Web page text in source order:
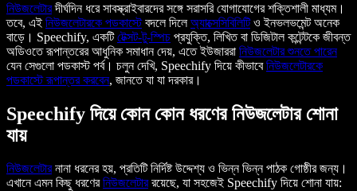
নিউজলেটারদীর্ঘদিন ধরে সাবস্ক্রাইবারদের সঙ্গে সরাসরি যোগাযোগের শক্তিশালী মাধ্যম।
তবে, এই নিউজলেটারকে পডকাস্টেবদলে দিলেঅ্যাক্সেসিবিলিটিও ইনভলভমেন্ট অনেক
বাড়ে। Speechify, একটিটেক্সট-টু-স্পিচ প্রযুক্তি, লিখিত বা ডিজিটাল কন্টেন্টকে জীবন্ত
অডিওতে রূপান্তরের আধুনিক সমাধান দেয়, এতে ইউজাররা নিউজলেটার শুনতে পারেন
যেন সেগুলো পডকাস্ট পর্ব। চলুন দেখি, Speechify দিয়ে কীভাবেনিউজলেটারকে
পডকাস্টে রূপান্তর করবেন, জানতে যা যা দরকার।
Speechify দিয়ে কোন কোন ধরণের নিউজলেটার শোনা
যায়
নিউজলেটারনানা ধরনের হয়, প্রতিটি নির্দিষ্ট উদ্দেশ্য ও ভিন্ন ভিন্ন পাঠক গোষ্ঠীর জন্য।
এখানে এমন কিছু ধরণেরনিউজলেটাররয়েছে, যা সহজেই Speechify দিয়ে শোনা যায়: